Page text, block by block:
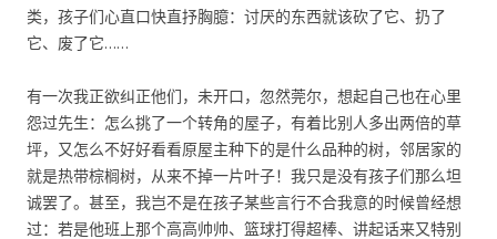
类，孩子们心直口快直抒胸臆：讨厌的东西就该砍了它、扔了
它、废了它……
有一次我正欲纠正他们，未开口，忽然莞尔，想起自己也在心里
怨过先生：怎么挑了一个转角的屋子，有着比别人多出两倍的草
坪，又怎么不好好看看原屋主种下的是什么品种的树，邻居家的
就是热带棕榈树，从来不掉一片叶子！我只是没有孩子们那么坦
诚罢了。甚至，我岂不是在孩子某些言行不合我意的时候曾经想
过：若是他班上那个高高帅帅、篮球打得超棒、讲起话来又特别